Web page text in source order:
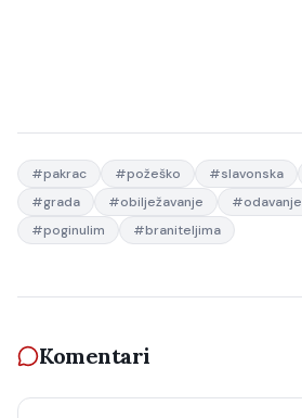
#pakrac #požeško #slavonska
#grada #obilježavanje #odavanje
#poginulim #braniteljima
Komentari